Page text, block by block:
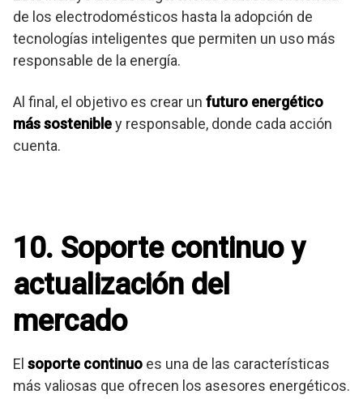
de los electrodomésticos hasta la adopción de
tecnologías inteligentes que permiten un uso más
responsable de la energía.
Al final, el objetivo es crear un futuro energético
más sostenibley responsable, donde cada acción
cuenta.
10. Soporte continuo y
actualización del
mercado
El soporte continuo es una de las características
más valiosas que ofrecen los asesores energéticos.